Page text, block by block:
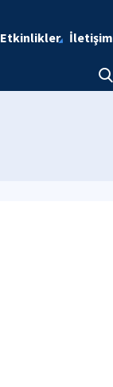
Etkinlikler İletişim